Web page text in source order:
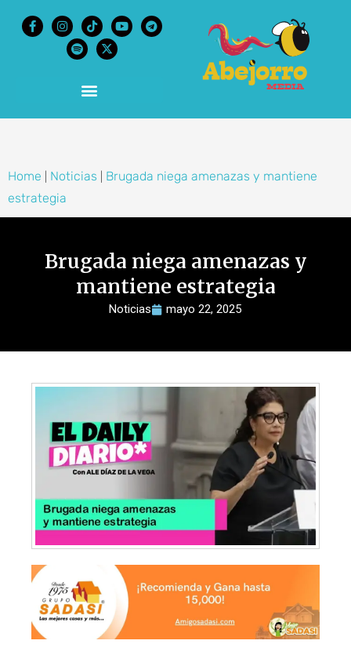
Home Noticias
Brugada niega amenazas y mantiene
estrategia
Brugada niega amenazas y
mantiene estrategia
Noticias mayo 22, 2025